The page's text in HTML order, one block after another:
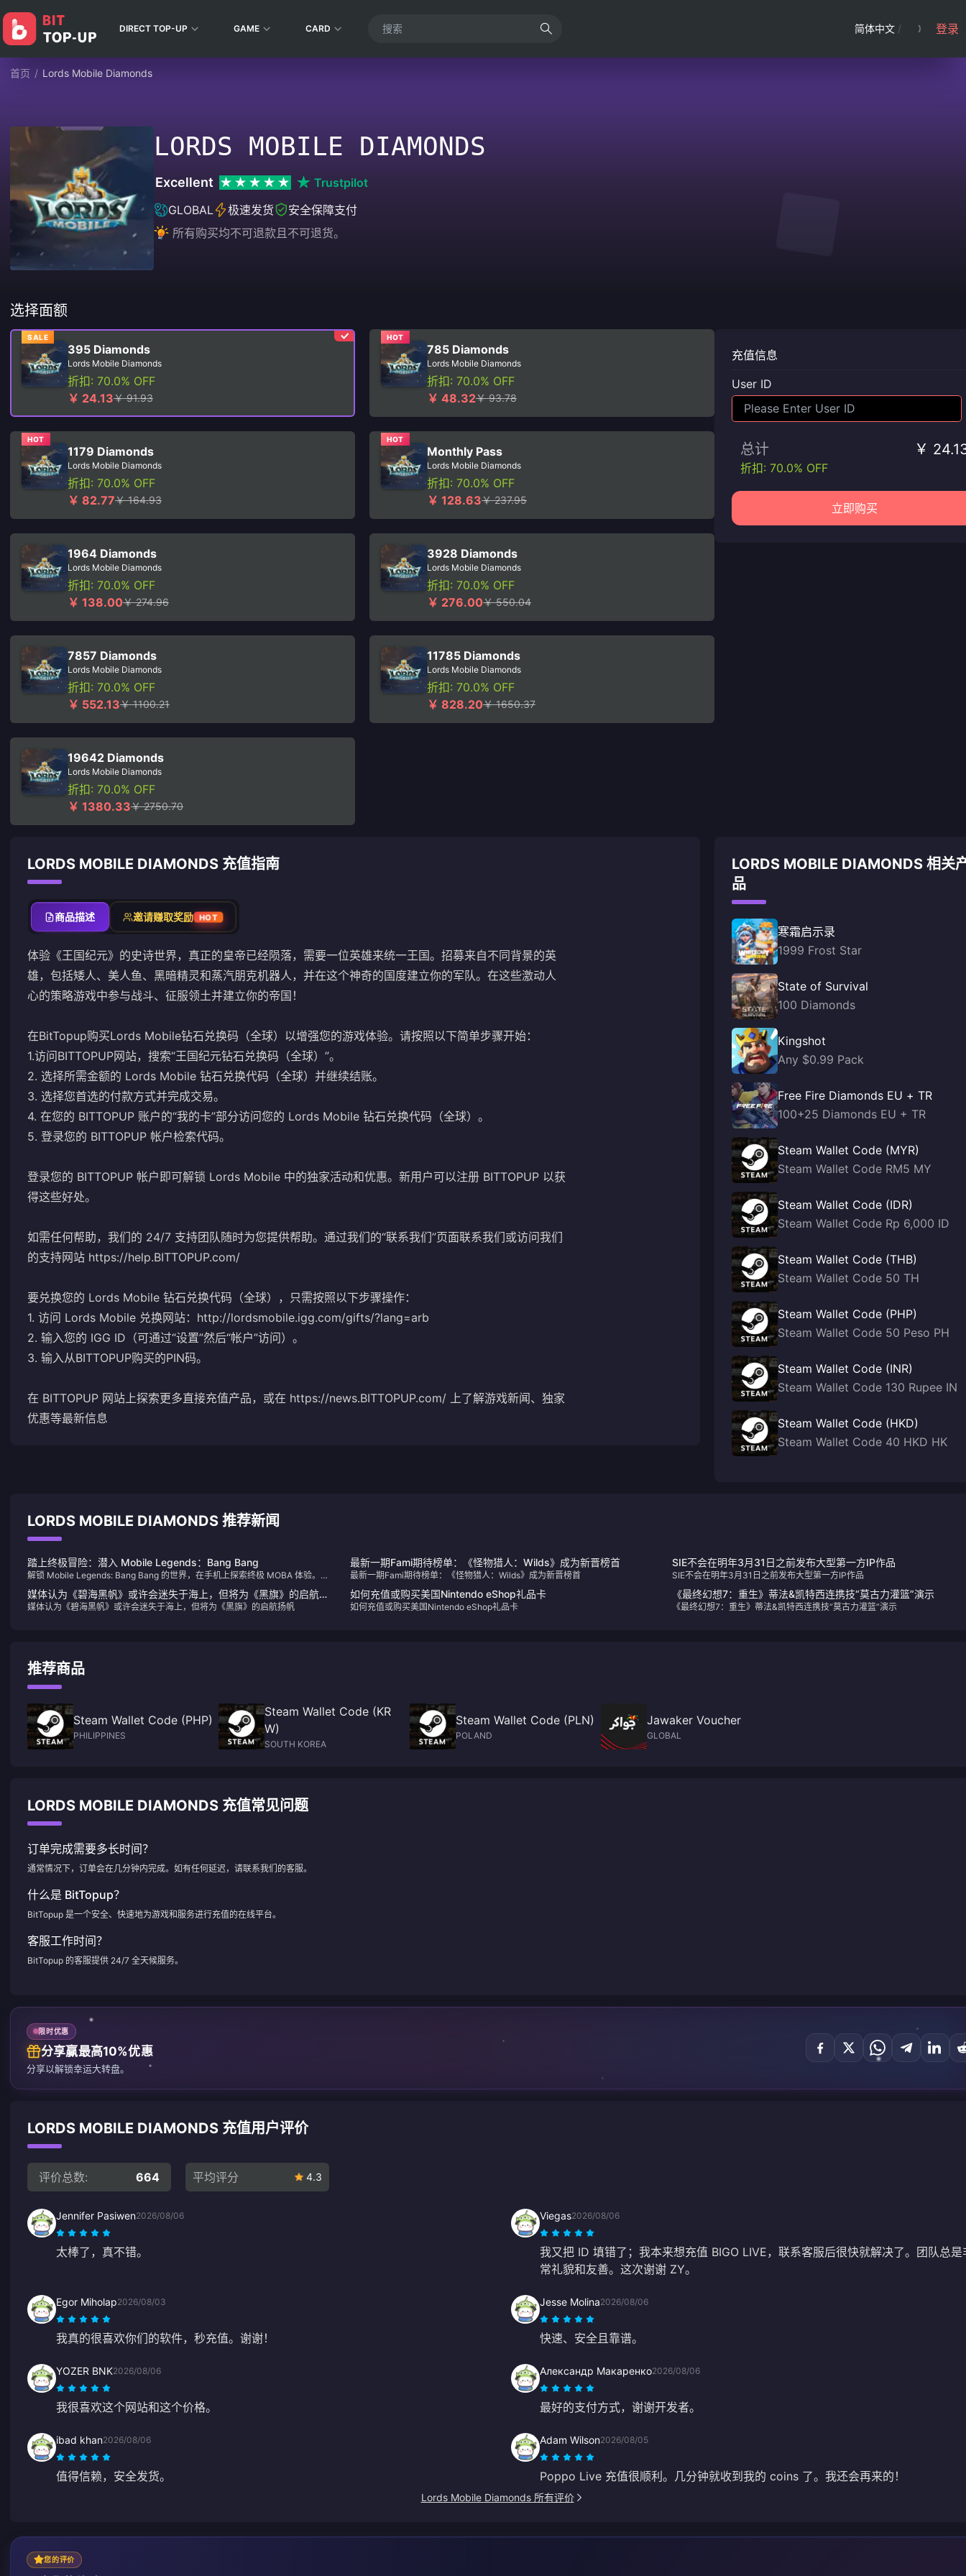
DIRECT TOP-UP GAME CARD 简体中文 / 登录
首页 / Lords Mobile Diamonds
LORDS MOBILE DIAMONDS
Excellent
Trustpilot
GLOBAL
极速发货
安全保障支付
所有购买均不可退款且不可退货。
选择面额
SALE
395 Diamonds
Lords Mobile Diamonds
折扣: 70.0% OFF
￥ 24.13￥ 91.93
HOT
785 Diamonds
Lords Mobile Diamonds
折扣: 70.0% OFF
￥ 48.32￥ 93.78
HOT
1179 Diamonds
Lords Mobile Diamonds
折扣: 70.0% OFF
￥ 82.77￥ 164.93
HOT
Monthly Pass
Lords Mobile Diamonds
折扣: 70.0% OFF
￥ 128.63￥ 237.95
1964 Diamonds
Lords Mobile Diamonds
折扣: 70.0% OFF
￥ 138.00￥ 274.96
3928 Diamonds
Lords Mobile Diamonds
折扣: 70.0% OFF
￥ 276.00￥ 550.04
7857 Diamonds
Lords Mobile Diamonds
折扣: 70.0% OFF
￥ 552.13￥ 1100.21
11785 Diamonds
Lords Mobile Diamonds
折扣: 70.0% OFF
￥ 828.20￥ 1650.37
19642 Diamonds
Lords Mobile Diamonds
折扣: 70.0% OFF
￥ 1380.33￥ 2750.70
充值信息
User ID
总计 ￥
折扣: 70.0% OFF
立即购买
LORDS MOBILE DIAMONDS 充值指南
商品描述 邀请赚取奖励 HOT
体验《王国纪元》的史诗世界，真正的皇帝已经陨落，需要一位英雄来统一王国。招募来自不同背景的英
雄，包括矮人、美人鱼、黑暗精灵和蒸汽朋克机器人，并在这个神奇的国度建立你的军队。在这些激动人
心的策略游戏中参与战斗、征服领土并建立你的帝国！
在BitTopup购买Lords Mobile钻石兑换码（全球）以增强您的游戏体验。请按照以下简单步骤开始：
1.访问BITTOPUP网站，搜索“王国纪元钻石兑换码（全球）”。
2. 选择所需金额的 Lords Mobile 钻石兑换代码（全球）并继续结账。
3. 选择您首选的付款方式并完成交易。
4. 在您​​的 BITTOPUP 账户的“我的卡”部分访问您的 Lords Mobile 钻石兑换代码（全球）。
5. 登录您的 BITTOPUP 帐户检索代码。
登录您的 BITTOPUP 帐户即可解锁 Lords Mobile 中的独家活动和优惠。新用户可以注册 BITTOPUP 以获
得这些好处。
如需任何帮助，我们的 24/7 支持团队随时为您提供帮助。通过我们的“联系我们”页面联系我们或访问我们
的支持网站 https://help.BITTOPUP.com/
要兑换您的 Lords Mobile 钻石兑换代码（全球），只需按照以下步骤操作：
1. 访问 Lords Mobile 兑换网站：http://lordsmobile.igg.com/gifts/?lang=arb
2. 输入您的 IGG ID（可通过“设置”然后“帐户”访问）。
3. 输入从BITTOPUP购买的PIN码。
在 BITTOPUP 网站上探索更多直接充值产品，或在 https://news.BITTOPUP.com/ 上了解游戏新闻、独家
优惠等最新信息
LORDS MOBILE DIAMONDS 相关
品
寒霜启示录
1999 Frost Star
State of Survival
100 Diamonds
Kingshot
Any $0.99 Pack
Free Fire Diamonds EU + TR
100+25 Diamonds EU + TR
Steam Wallet Code (MYR)
Steam Wallet Code RM5 MY
Steam Wallet Code (IDR)
Steam Wallet Code Rp 6,000 ID
Steam Wallet Code (THB)
Steam Wallet Code 50 TH
Steam Wallet Code (PHP)
Steam Wallet Code 50 Peso PH
Steam Wallet Code (INR)
Steam Wallet Code 130 Rupee IN
Steam Wallet Code (HKD)
Steam Wallet Code 40 HKD HK
LORDS MOBILE DIAMONDS 推荐新闻
踏上终极冒险：潜入 Mobile Legends：Bang Bang
解锁 Mobile Legends: Bang Bang 的世界，在手机上探索终极 MOBA 体验。立
即了解如何充值并提升您的游戏体验！
最新一期Fami期待榜单：《怪物猎人：Wilds》成为新晋榜首
最新一期Fami期待榜单：《怪物猎人：Wilds》成为新晋榜首
SIE不会在明年3月31日之前发布大型第一方IP作品
SIE不会在明年3月31日之前发布大型第一方IP作品
媒体认为《碧海黑帆》或许会迷失于海上，但将为《黑旗》的启航扬
帆
媒体认为《碧海黑帆》或许会迷失于海上，但将为《黑旗》的启航扬帆
如何充值或购买美国Nintendo eShop礼品卡
如何充值或购买美国Nintendo eShop礼品卡
《最终幻想7：重生》蒂法&凯特西连携技“莫古力灌篮”演示
《最终幻想7：重生》蒂法&凯特西连携技“莫古力灌篮”演示
推荐商品
Steam Wallet Code (PHP)
PHILIPPINES
Steam Wallet Code (KR
W)
SOUTH KOREA
Steam Wallet Code (PLN)
POLAND
Jawaker Voucher
GLOBAL
LORDS MOBILE DIAMONDS 充值常见问题
订单完成需要多长时间？
通常情况下，订单会在几分钟内完成。如有任何延迟，请联系我们的客服。
什么是 BitTopup？
BitTopup 是一个安全、快速地为游戏和服务进行充值的在线平台。
客服工作时间？
BitTopup 的客服提供 24/7 全天候服务。
限时优惠
分享赢最高10%优惠
分享以解锁幸运大转盘。
LORDS MOBILE DIAMONDS 充值用户评价
评价总数: 664 平均评分 4.3
Jennifer Pasiwen2026/08/06
太棒了，真不错。
Viegas2026/08/06
我又把 ID 填错了；我本来想充值 BIGO LIVE，联系客服后很快就解决了。团队总是
常礼貌和友善。这次谢谢 ZY。
Egor Miholap2026/08/03
我真的很喜欢你们的软件，秒充值。谢谢！
Jesse Molina2026/08/06
快速、安全且靠谱。
YOZER BNK2026/08/06
我很喜欢这个网站和这个价格。
Александр Макаренко2026/08/06
最好的支付方式，谢谢开发者。
ibad khan2026/08/06
值得信赖，安全发货。
Adam Wilson2026/08/05
Poppo Live 充值很顺利。几分钟就收到我的 coins 了。我还会再来的！
Lords Mobile Diamonds 所有评价
您的评价